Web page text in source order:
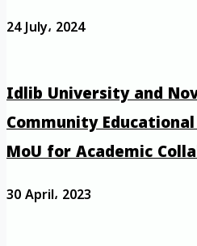
24 July، 2024
Idlib University and
Community
MoU for Academic
30 April، 2023